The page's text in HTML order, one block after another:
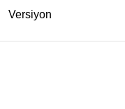
Versiyon